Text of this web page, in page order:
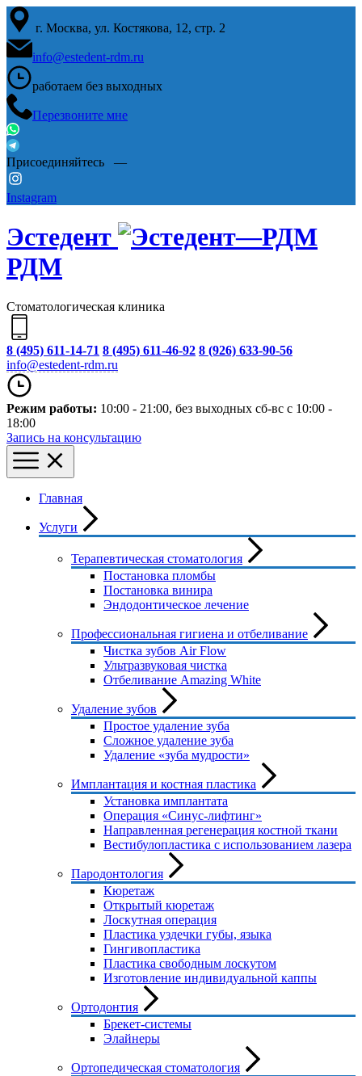
г. Москва, ул. Костякова, 12, стр. 2
info@estedent-rdm.ru
работаем без выходных
Перезвоните мне
Присоединяйтесь —
Instagram
Эстедент
РДМ
Стоматологическая клиника
8 (495) 611-14-71 8 (495) 611-46-92 8 (926) 633-90-56
info@estedent-rdm.ru
Режим работы: 10:00 - 21:00, без выходных сб-вс с 10:00 -
18:00
Запись на консультацию
Главная
Услуги
Терапевтическая стоматология
Постановка пломбы
Постановка винира
Эндодонтическое лечение
Профессиональная гигиена и отбеливание
Чистка зубов Air Flow
Ультразвуковая чистка
Отбеливание Amazing White
Удаление зубов
Простое удаление зуба
Сложное удаление зуба
Удаление «зуба мудрости»
Имплантация и костная пластика
Установка имплантата
Операция «Синус-лифтинг»
Направленная регенерация костной ткани
Вестибулопластика с использованием лазера
Пародонтология
Кюретаж
Открытый кюретаж
Лоскутная операция
Пластика уздечки губы, языка
Гингивопластика
Пластика свободным лоскутом
Изготовление индивидуальной каппы
Ортодонтия
Брекет-системы
Элайнеры
Ортопедическая стоматология